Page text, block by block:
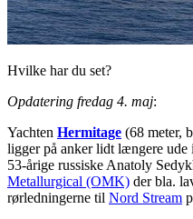
Hvilke har du set?
Opdatering fredag 4. maj:
Yachten Hermitage (68 meter,
ligger på anker lidt længere ude
53-årige russiske Anatoly
Metallurgical (OMK) der bla.
rørledningerne til Nord Stream